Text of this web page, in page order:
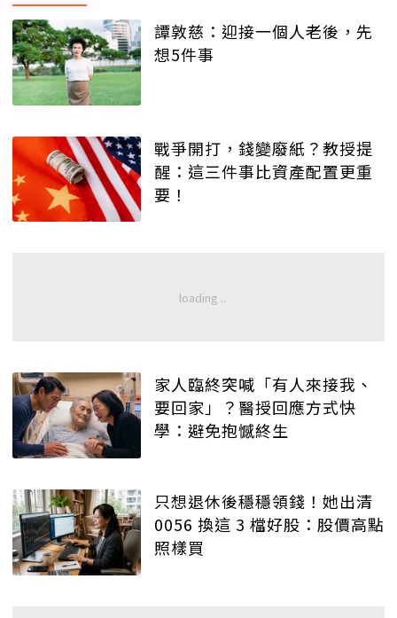
譚敦慈：迎接一個人老後，先
想5件事
戰爭開打，錢變廢紙？教授提
醒：這三件事比資產配置更重
要！
家人臨終突喊「有人來接我、
要回家」？醫授回應方式快
學：避免抱憾終生
只想退休後穩穩領錢！她出清
0056 換這 3 檔好股：股價高點
照樣買